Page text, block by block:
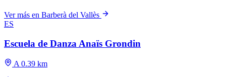
Ver más en Barberà del Vallès
ES
Escuela de Danza Anaïs Grondin
A 0.39 km